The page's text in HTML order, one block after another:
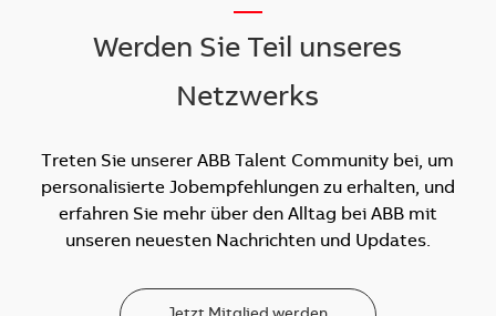
Werden Sie Teil unseres
Netzwerks
Treten Sie unserer ABB Talent Community bei, um
personalisierte Jobempfehlungen zu erhalten, und
erfahren Sie mehr über den Alltag bei ABB mit
unseren neuesten Nachrichten und Updates.